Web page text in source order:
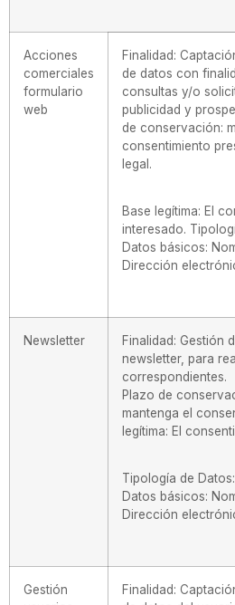
Acciones
comerciales
formulario
web
Finalidad:
de datos con
consultas y/o
publicidad y
de conservación:
consentimiento
legal.
Base legítima: El
interesado.
Datos básicos:
Dirección
Newsletter
Finalidad: Gestión
newsletter, para
correspondientes.
Plazo de
mantenga el
legítima: El
Tipología de Datos:
Datos básicos:
Dirección
Gestión
Finalidad: